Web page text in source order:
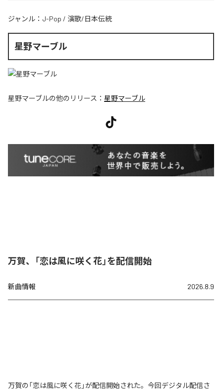
ジャンル： J-Pop / 演歌/日本伝統
星野マーブル
星野マーブルの他のリリース： 星野マーブル
万賀、「恋は風に咲く花」を配信開始
新曲情報 2026.8.9
万賀の「恋は風に咲く花」が配信開始された。今回デジタル配信さ